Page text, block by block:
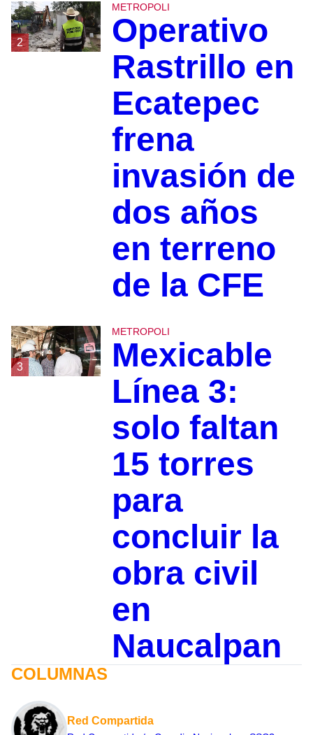
2
METROPOLI
Operativo
Rastrillo en
Ecatepec
frena
invasión de
dos años
en terreno
de la CFE
3
METROPOLI
Mexicable
Línea 3:
solo faltan
15 torres
para
concluir la
obra civil
en
Naucalpan
COLUMNAS
Red Compartida